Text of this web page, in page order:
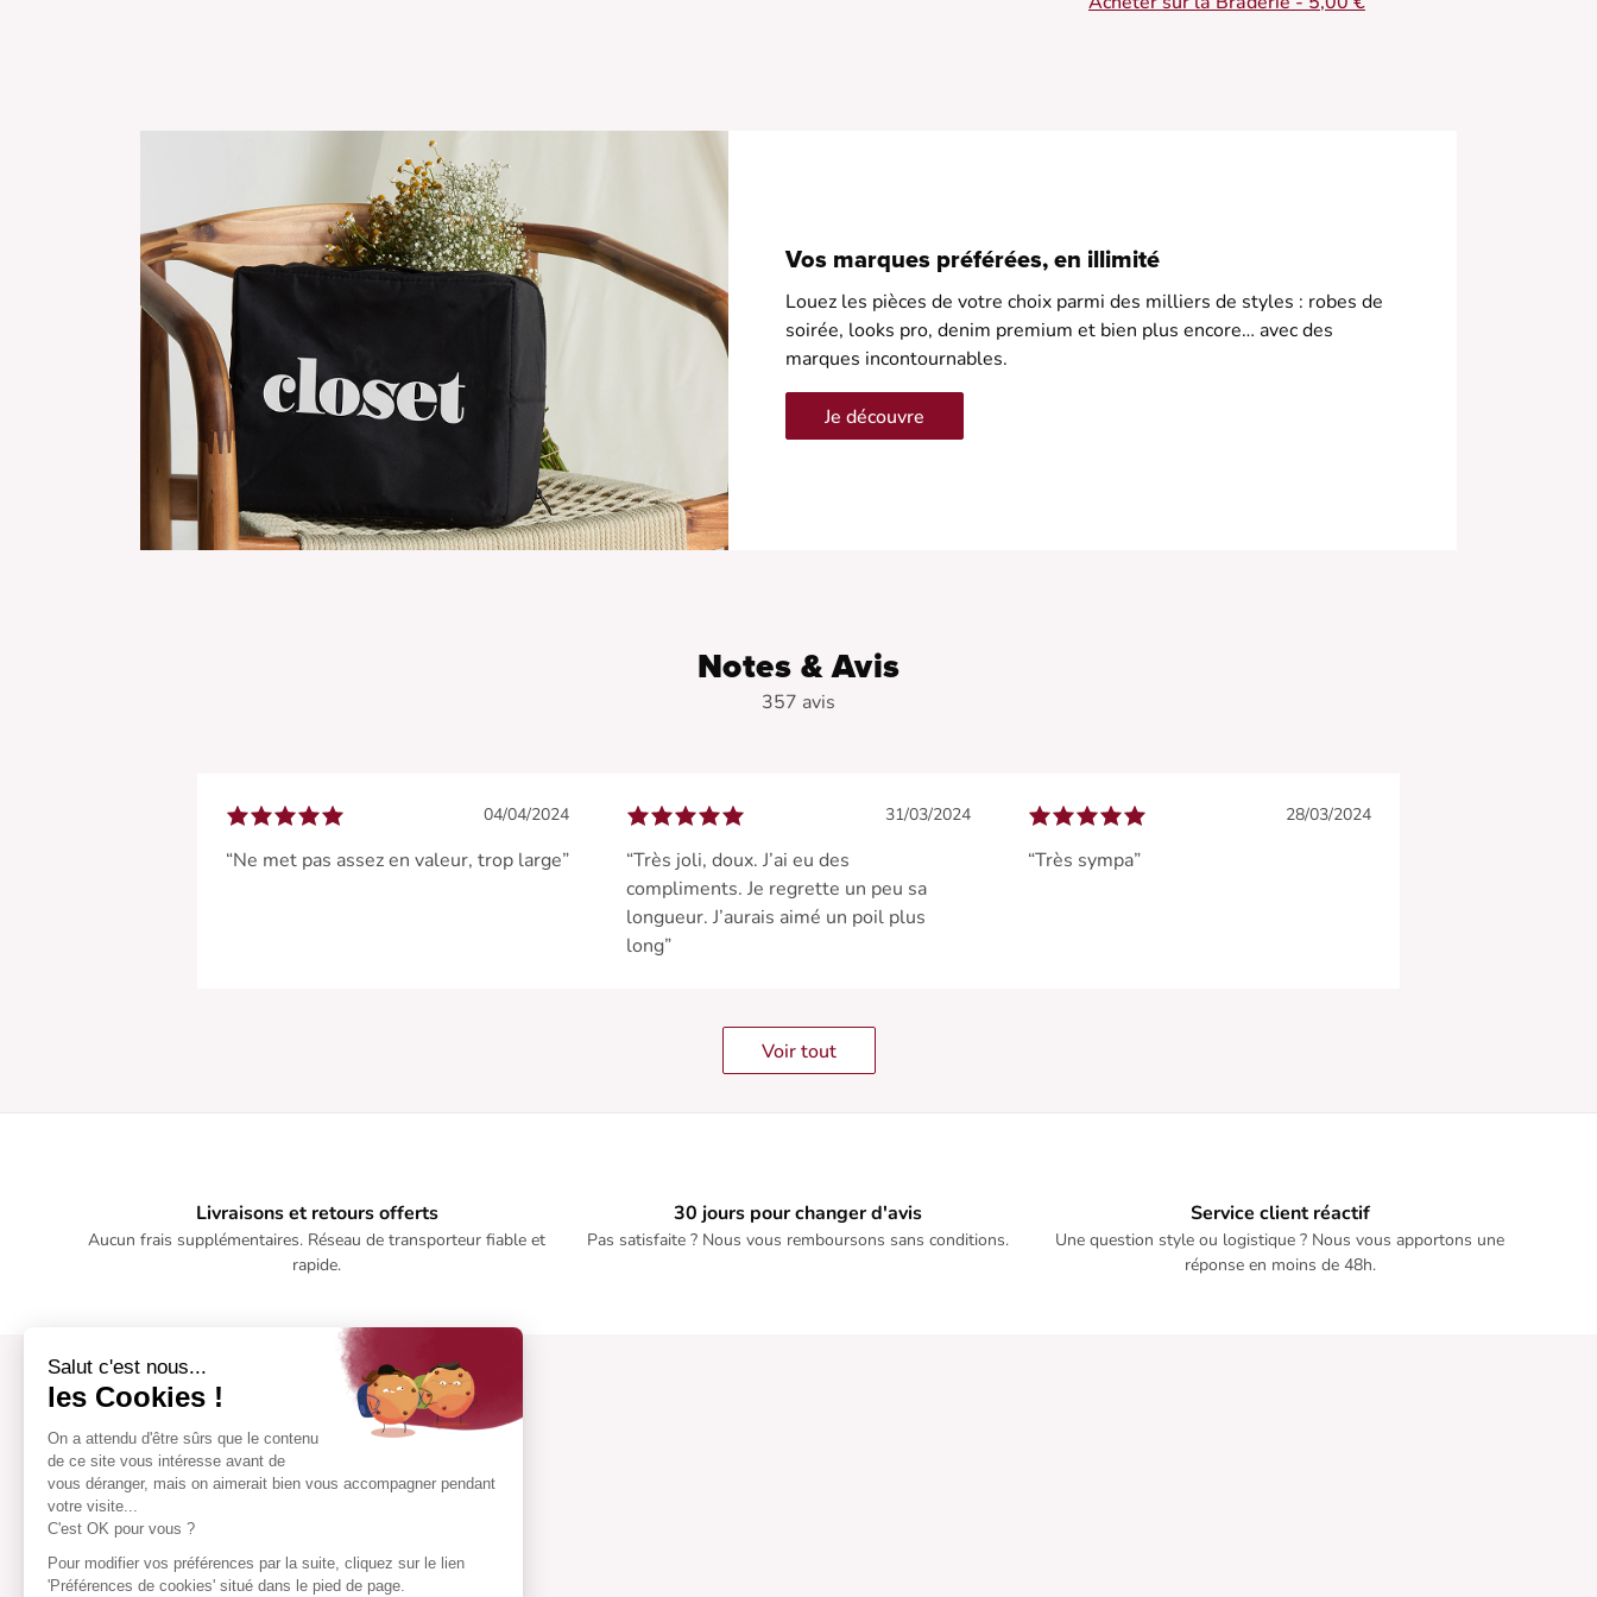
Salut c'est nous...
les Cookies !
On a attendu d'être sûrs que le contenu
de ce site vous intéresse avant de
vous déranger, mais on aimerait bien vous accompagner pendant
votre visite...
C'est OK pour vous ?
Pour modifier vos préférences par la suite, cliquez sur le lien
'Préférences de cookies' situé dans le pied de page.
Vos marques préférées, en illimité
Louez les pièces de votre choix parmi des milliers de styles : robes de
soirée, looks pro, denim premium et bien plus encore… avec des
marques incontournables.
Je découvre
Notes & Avis
357 avis
04/04/2024
“Ne met pas assez en valeur, trop large”
31/03/2024
“Très joli, doux. J’ai eu des
compliments. Je regrette un peu sa
longueur. J’aurais aimé un poil plus
long”
28/03/2024
“Très sympa”
Voir tout
Livraisons et retours offerts
Aucun frais supplémentaires. Réseau de transporteur fiable et
rapide.
30 jours pour changer d'avis
Pas satisfaite ? Nous vous remboursons sans conditions.
Service client réactif
Une question style ou logistique ? Nous vous apportons une
réponse en moins de 48h.